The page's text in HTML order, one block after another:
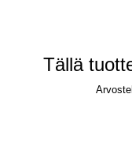
Tällä